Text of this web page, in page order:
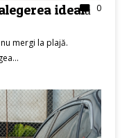
0
ideală
mergi la plajă.